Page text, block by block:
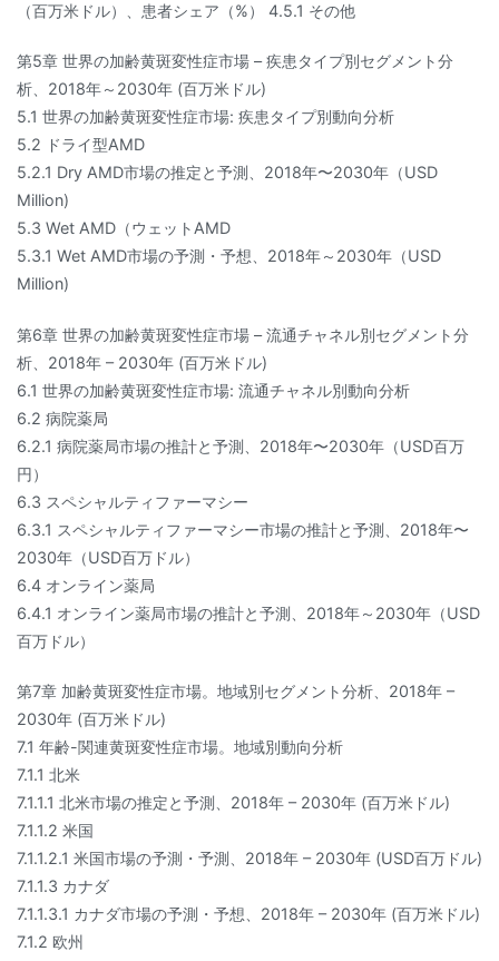
（百万米ドル）、患者シェア（%） 4.5.1 その他
第5章 世界の加齢黄斑変性症市場 – 疾患タイプ別セグメント分
析、2018年～2030年 (百万米ドル)
5.1 世界の加齢黄斑変性症市場: 疾患タイプ別動向分析
5.2 ドライ型AMD
5.2.1 Dry AMD市場の推定と予測、2018年〜2030年（USD
Million)
5.3 Wet AMD（ウェットAMD
5.3.1 Wet AMD市場の予測・予想、2018年～2030年（USD
Million)
第6章 世界の加齢黄斑変性症市場 – 流通チャネル別セグメント分
析、2018年 – 2030年 (百万米ドル)
6.1 世界の加齢黄斑変性症市場: 流通チャネル別動向分析
6.2 病院薬局
6.2.1 病院薬局市場の推計と予測、2018年〜2030年（USD百万
円）
6.3 スペシャルティファーマシー
6.3.1 スペシャルティファーマシー市場の推計と予測、2018年〜
2030年（USD百万ドル）
6.4 オンライン薬局
6.4.1 オンライン薬局市場の推計と予測、2018年～2030年（USD
百万ドル）
第7章 加齢黄斑変性症市場。地域別セグメント分析、2018年 –
2030年 (百万米ドル)
7.1 年齢-関連黄斑変性症市場。地域別動向分析
7.1.1 北米
7.1.1.1 北米市場の推定と予測、2018年 – 2030年 (百万米ドル)
7.1.1.2 米国
7.1.1.2.1 米国市場の予測・予測、2018年 – 2030年 (USD百万ドル)
7.1.1.3 カナダ
7.1.1.3.1 カナダ市場の予測・予想、2018年 – 2030年 (百万米ドル)
7.1.2 欧州